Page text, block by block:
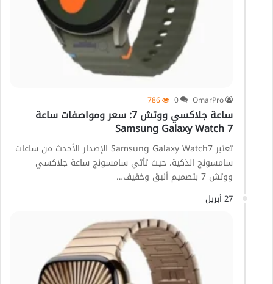
OmarPro
0
786
ساعة جلاكسي ووتش 7: سعر ومواصفات ساعة
Samsung Galaxy Watch 7
تعتبر Samsung Galaxy Watch7 الإصدار الأحدث من ساعات
سامسونج الذكية، حيث تأتي سامسونج ساعة جلاكسي
ووتش 7 بتصميم أنيق وخفيف…
27 أبريل